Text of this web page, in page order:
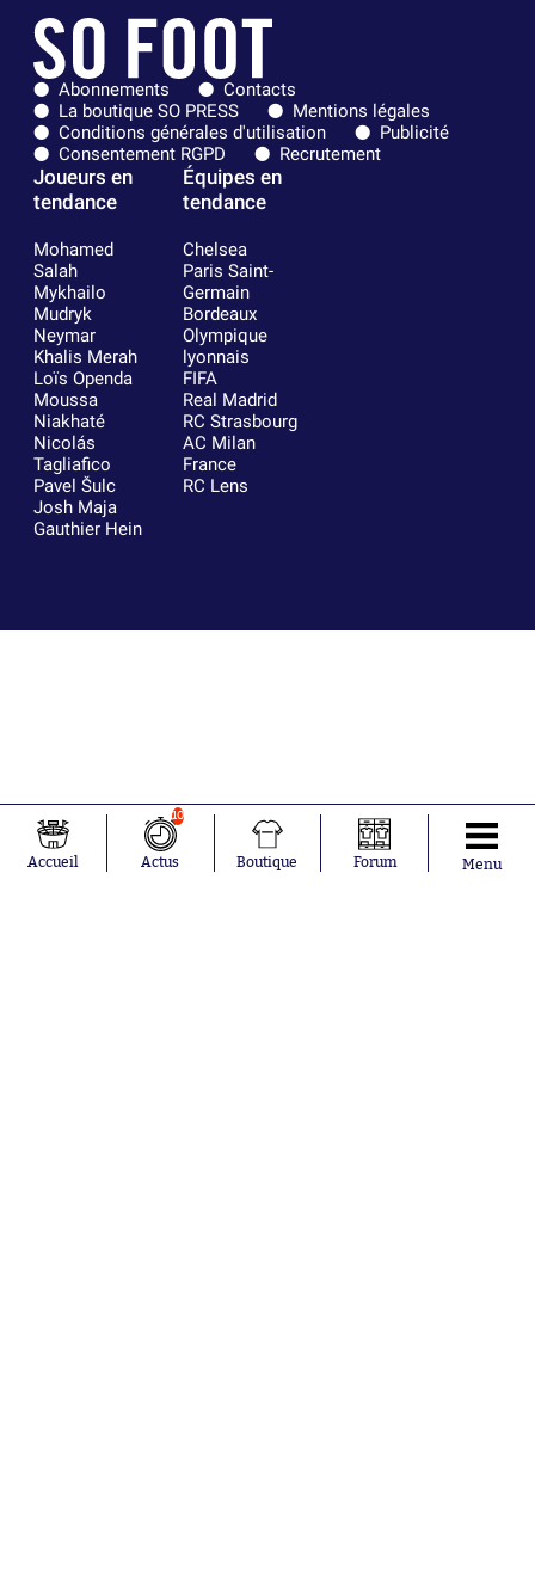
Abonnements
Contacts
La boutique SO PRESS
Mentions légales
Conditions générales d'utilisation
Publicité
Consentement RGPD
Recrutement
Joueurs en
tendance
Mohamed
Salah
Mykhailo
Mudryk
Neymar
Khalis Merah
Loïs Openda
Moussa
Niakhaté
Nicolás
Tagliafico
Pavel Šulc
Josh Maja
Gauthier Hein
Équipes en
tendance
Chelsea
Paris Saint-
Germain
Bordeaux
Olympique
lyonnais
FIFA
Real Madrid
RC Strasbourg
AC Milan
France
RC Lens
Accueil
10
Actus Boutique Forum Menu